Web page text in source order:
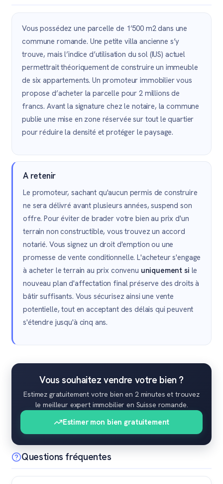
Vous possédez une parcelle de 1’500 m2 dans une
commune romande. Une petite villa ancienne s’y
trouve, mais l’indice d’utilisation du sol (IUS) actuel
permettrait théoriquement de construire un immeuble
de six appartements. Un promoteur immobilier vous
propose d’acheter la parcelle pour 2 millions de
francs. Avant la signature chez le notaire, la commune
publie une mise en zone réservée sur tout le quartier
pour réduire la densité et protéger le paysage.
A retenir
Le promoteur, sachant qu'aucun permis de construire
ne sera délivré avant plusieurs années, suspend son
offre. Pour éviter de brader votre bien au prix d'un
terrain non constructible, vous trouvez un accord
notarié. Vous signez un droit d'emption ou une
promesse de vente conditionnelle. L'acheteur s'engage
à acheter le terrain au prix convenu uniquement si le
nouveau plan d'affectation final préserve des droits à
bâtir suffisants. Vous sécurisez ainsi une vente
potentielle, tout en acceptant des délais qui peuvent
s'étendre jusqu'à cinq ans.
Vous souhaitez vendre votre bien ?
Estimez gratuitement votre bien en 2 minutes et trouvez
le meilleur expert immobilier en Suisse romande.
Estimer mon bien gratuitement
Questions fréquentes